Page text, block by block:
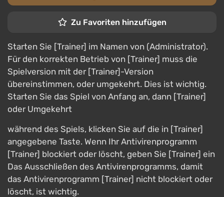
Zu Favoriten hinzufügen
Starten Sie [Trainer] im Namen von (Administrator).
Für den korrekten Betrieb von [Trainer] muss die
Spielversion mit der [Trainer]-Version
übereinstimmen, oder umgekehrt. Dies ist wichtig.
Starten Sie das Spiel von Anfang an, dann [Trainer]
oder Umgekehrt
während des Spiels, klicken Sie auf die in [Trainer]
angegebene Taste. Wenn Ihr Antivirenprogramm
[Trainer] blockiert oder löscht, geben Sie [Trainer] ein
Das Ausschließen des Antivirenprogramms, damit
das Antivirenprogramm [Trainer] nicht blockiert oder
löscht, ist wichtig.